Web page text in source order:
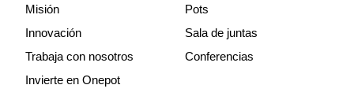
Misión
Innovación
Trabaja con nosotros
Invierte en Onepot
Pots
Sala de juntas
Conferencias